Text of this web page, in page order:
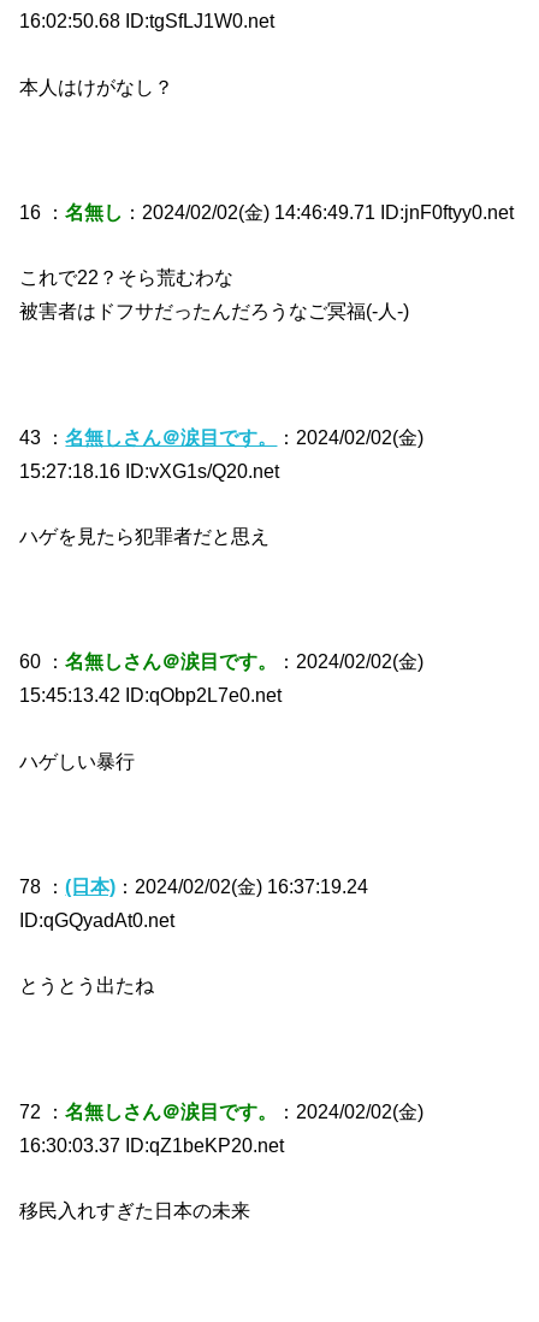
16:02:50.68 ID:tgSfLJ1W0.net
本人はけがなし？
16 ：名無し ：2024/02/02(金) 14:46:49.71 ID:jnF0ftyy0.net
これで22？そら荒むわな
被害者はドフサだったんだろうなご冥福(‐人‐)
43 ：名無しさん＠涙目です。
：2024/02/02(金)
15:27:18.16 ID:vXG1s/Q20.net
ハゲを見たら犯罪者だと思え
60 ：名無しさん＠涙目です。
：2024/02/02(金)
15:45:13.42 ID:qObp2L7e0.net
ハゲしい暴行
78 ：(日本) ：2024/02/02(金) 16:37:19.24
ID:qGQyadAt0.net
とうとう出たね
72 ：名無しさん＠涙目です。
：2024/02/02(金)
16:30:03.37 ID:qZ1beKP20.net
移民入れすぎた日本の未来